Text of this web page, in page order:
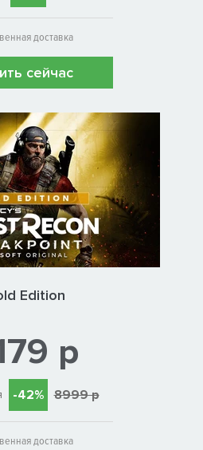
доставка
сейчас
Edition
р
-42% 8999 р
доставка